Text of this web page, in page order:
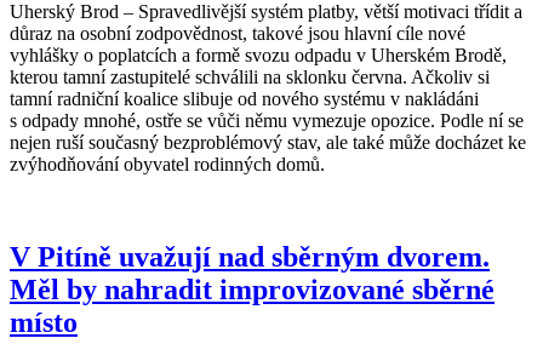
Uherský Brod – Spravedlivější systém platby, větší motivaci třídit a
důraz na osobní zodpovědnost, takové jsou hlavní cíle nové
vyhlášky o poplatcích a formě svozu odpadu v Uherském Brodě,
kterou tamní zastupitelé schválili na sklonku června. Ačkoliv si
tamní radniční koalice slibuje od nového systému v nakládáni
s odpady mnohé, ostře se vůči němu vymezuje opozice. Podle ní se
nejen ruší současný bezproblémový stav, ale také může docházet ke
zvýhodňování obyvatel rodinných domů.
V Pitíně uvažují nad sběrným dvorem.
Měl by nahradit improvizované sběrné
místo